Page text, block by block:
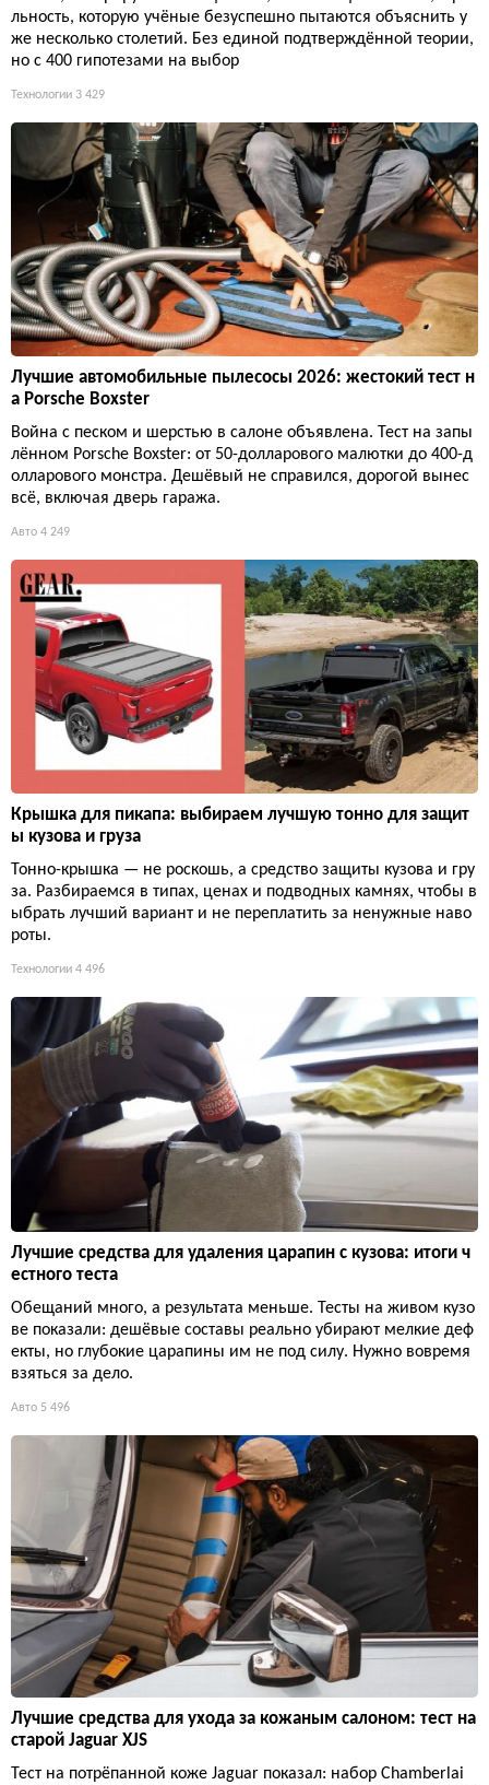
льность, которую учёные безуспешно пытаются объяснить у
же несколько столетий. Без единой подтверждённой теории,
но с 400 гипотезами на выбор
Технологии 3 429
Лучшие автомобильные пылесосы 2026: жестокий тест н
а Porsche Boxster
Война с песком и шерстью в салоне объявлена. Тест на запы
лённом Porsche Boxster: от 50-долларового малютки до 400-д
олларового монстра. Дешёвый не справился, дорогой вынес
всё, включая дверь гаража.
Авто 4 249
Крышка для пикапа: выбираем лучшую тонно для защит
ы кузова и груза
Тонно-крышка — не роскошь, а средство защиты кузова и гру
за. Разбираемся в типах, ценах и подводных камнях, чтобы в
ыбрать лучший вариант и не переплатить за ненужные наво
роты.
Технологии 4 496
Лучшие средства для удаления царапин с кузова: итоги ч
естного теста
Обещаний много, а результата меньше. Тесты на живом кузо
ве показали: дешёвые составы реально убирают мелкие деф
екты, но глубокие царапины им не под силу. Нужно вовремя
взяться за дело.
Авто 5 496
Лучшие средства для ухода за кожаным салоном: тест на
старой Jaguar XJS
Тест на потрёпанной коже Jaguar показал: набор Chamberlai